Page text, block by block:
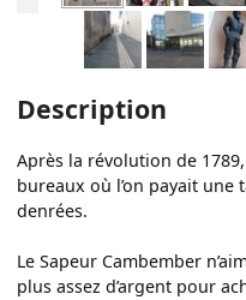
Description
Après la révolution de
bureaux où l’on payait une
denrées.
Le Sapeur Cambember
plus assez d’argent pour